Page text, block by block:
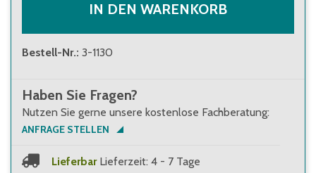
IN DEN WARENKORB
Bestell-Nr.: 3-1130
Haben Sie Fragen?
Nutzen Sie gerne unsere kostenlose Fachberatung:
ANFRAGE STELLEN
Lieferbar Lieferzeit: 4 - 7 Tage